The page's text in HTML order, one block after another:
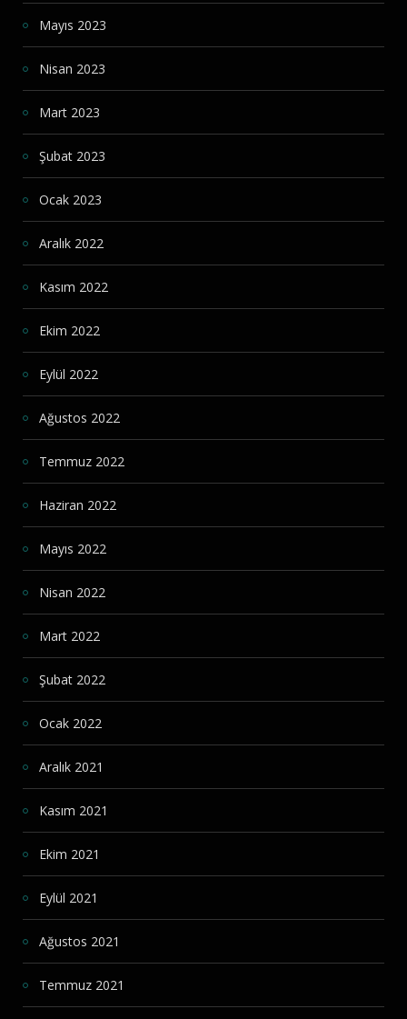
Mayıs 2023
Nisan 2023
Mart 2023
Şubat 2023
Ocak 2023
Aralık 2022
Kasım 2022
Ekim 2022
Eylül 2022
Ağustos 2022
Temmuz 2022
Haziran 2022
Mayıs 2022
Nisan 2022
Mart 2022
Şubat 2022
Ocak 2022
Aralık 2021
Kasım 2021
Ekim 2021
Eylül 2021
Ağustos 2021
Temmuz 2021